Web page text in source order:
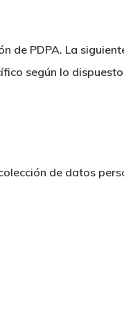
de PDPA. La
según lo
de datos